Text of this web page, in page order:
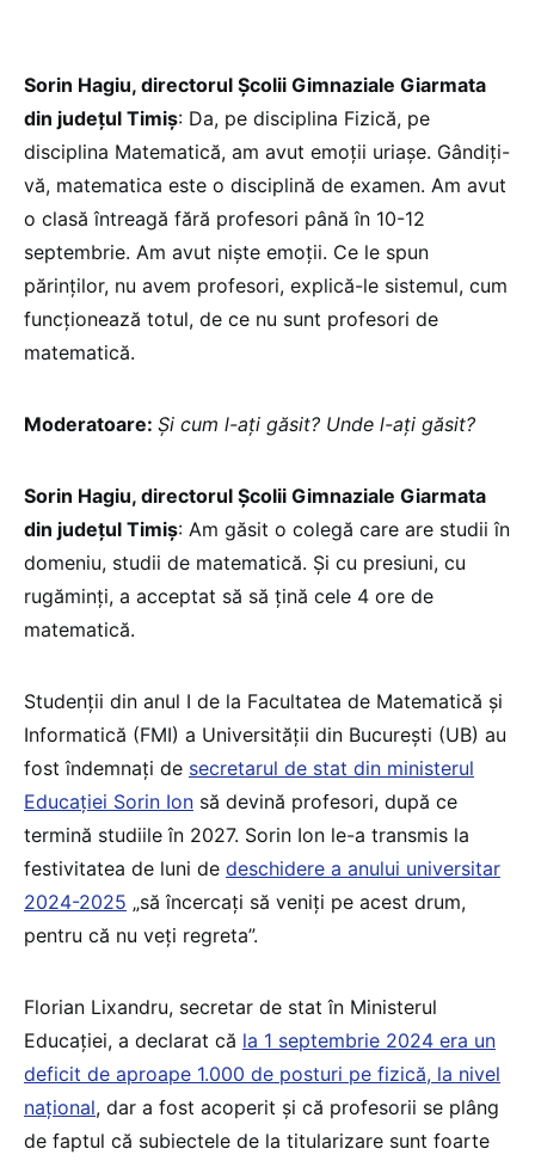
Sorin Hagiu, directorul Şcolii Gimnaziale Giarmata
din județul Timiș: Da, pe disciplina Fizică, pe
disciplina Matematică, am avut emoții uriașe. Gândiți-
vă, matematica este o disciplină de examen. Am avut
o clasă întreagă fără profesori până în 10-12
septembrie. Am avut niște emoții. Ce le spun
părinților, nu avem profesori, explică-le sistemul, cum
funcționează totul, de ce nu sunt profesori de
matematică.
Moderatoare: Și cum l-ați găsit? Unde l-ați găsit?
Sorin Hagiu, directorul Şcolii Gimnaziale Giarmata
din județul Timiș: Am găsit o colegă care are studii în
domeniu, studii de matematică. Și cu presiuni, cu
rugăminți, a acceptat să să țină cele 4 ore de
matematică.
Studenții din anul I de la Facultatea de Matematică și
Informatică (FMI) a Universității din București (UB) au
fost îndemnați de secretarul de stat din ministerul
Educației Sorin Ion să devină profesori, după ce
termină studiile în 2027. Sorin Ion le-a transmis la
festivitatea de luni de deschidere a anului universitar
2024-2025 „să încercați să veniți pe acest drum,
pentru că nu veți regreta”.
Florian Lixandru, secretar de stat în Ministerul
Educației, a declarat că la 1 septembrie 2024 era un
deficit de aproape 1.000 de posturi pe fizică, la nivel
național, dar a fost acoperit și că profesorii se plâng
de faptul că subiectele de la titularizare sunt foarte